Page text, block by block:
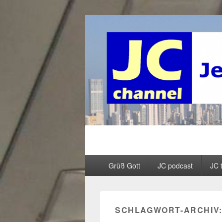
JC channel –
Menü
Grüß Gott JC podcast JC
SCHLAGWORT-